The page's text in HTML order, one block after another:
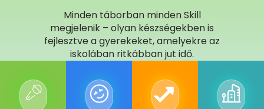
Minden táborban minden Skill
megjelenik – olyan készségekben is
fejlesztve a gyerekeket, amelyekre az
iskolában ritkábban jut idő.